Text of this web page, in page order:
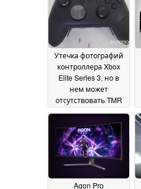
Утечка фотографий
контроллера Xbox
Elite Series 3, но в
нем может
отсутствовать TMR
дрейфом стиков15
May 2026
Agon Pro